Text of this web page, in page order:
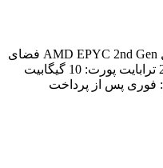
رم: 8 گیگابایت پردازنده: 4 هسته مدل AMD EPYC 2nd Gen فضای
هارد: 160 گیگابایت NVMe ترافیک: 20 ترابایت پورت: 10 گیگابیت
فوری پس از پرداخت